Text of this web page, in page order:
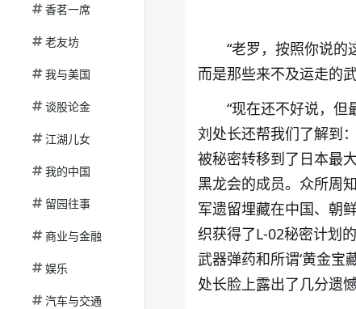
香茗一席
老友坊
我与美国
谈股论金
江湖儿女
我的中国
留园往事
商业与金融
娱乐
汽车与交通
“老罗，按照你说
而是那些来不及运走的
“现在还不好说，但
刘处长还帮我们了解到：
被秘密转移到了日本最
黑龙会的成员。众所周
军遗留埋藏在中国、朝
织获得了L-02秘密计划的
武器弹药和所谓‘黄金宝
处长脸上露出了几分遗憾